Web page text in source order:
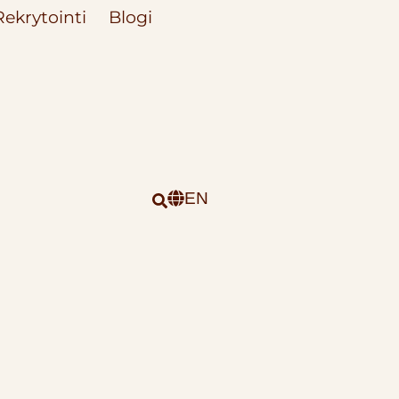
Blogi
EN